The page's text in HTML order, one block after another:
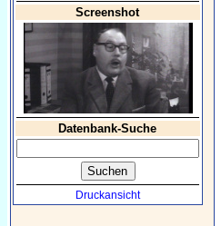
Screenshot
Datenbank-Suche
Druckansicht